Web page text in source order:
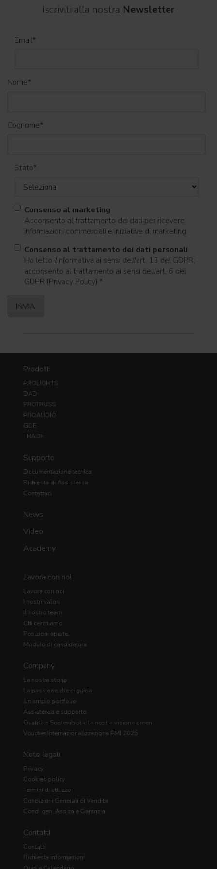
Iscriviti alla nostra Newsletter
Email*
Nome*
Cognome*
Stato*
Consenso al marketing
Acconsento al trattamento dei dati per ricevere
informazioni commerciali e iniziative di marketing.
Consenso al trattamento dei dati personali
Ho letto l'informativa ai sensi dell'art. 13 del GDPR;
acconsento al trattamento ai sensi dell'art. 6 del
GDPR (Privacy Policy).*
Prodotti
PROLIGHTS
DAD
PROTRUSS
PROAUDIO
GDE
TRADE
Supporto
Documentazione tecnica
Richiesta di Assistenza
Contattaci
News
Video
Academy
Lavora con noi
Lavora con noi
I nostri valori
Il nostro team
Chi cerchiamo
Posizioni aperte
Modulo di candidatura
Company
La nostra storia
La passione che ci guida
Un ampio portfolio
Assistenza e supporto
Qualità e Sostenibilità: la nostra visione green
Voucher Internazionalizzazione PMI 2025
Note legali
Privacy
Cookies policy
Termini di utilizzo
Condizioni Generali di Vendita
Cond. gen. Ass.za e Garanzia
Contatti
Contatti
Richiesta informazioni